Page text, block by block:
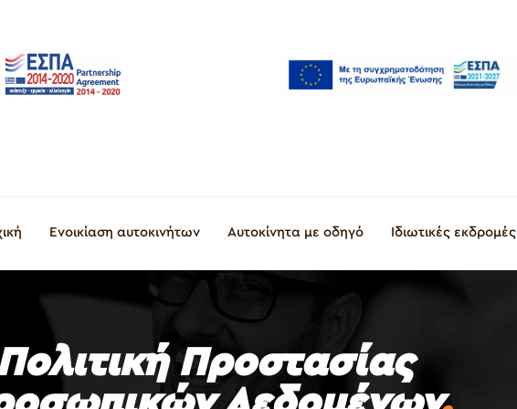
Ενοικίαση αυτοκινήτων Αυτοκίνητα με οδηγό Ιδιωτικές εκδρομές
Προστασίας